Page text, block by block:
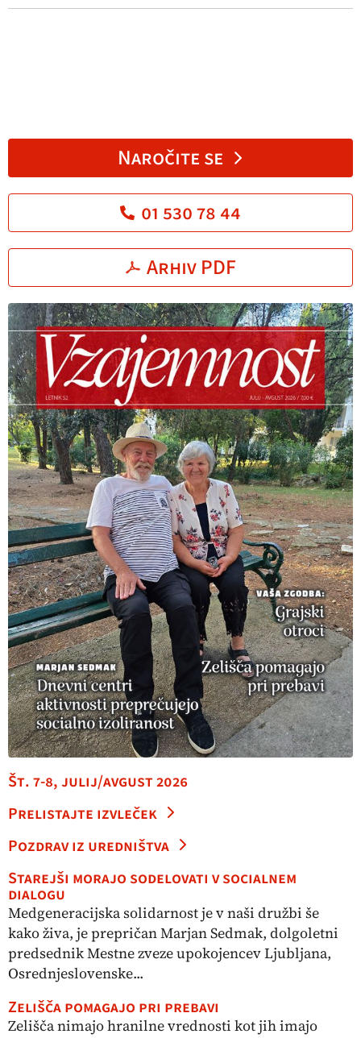
Naročite se
01 530 78 44
Arhiv PDF
Št. 7-8, julij/avgust 2026
Prelistajte izvleček
Pozdrav iz uredništva
Starejši morajo sodelovati v socialnem
dialogu
Medgeneracijska solidarnost je v naši družbi še
kako živa, je prepričan Marjan Sedmak, dolgoletni
predsednik Mestne zveze upokojencev Ljubljana,
Osrednjeslovenske...
Zelišča pomagajo pri prebavi
Zelišča nimajo hranilne vrednosti kot jih imajo